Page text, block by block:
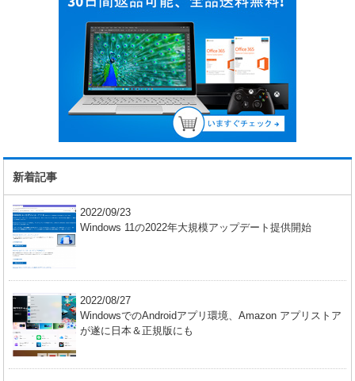
新着記事
2022/09/23
Windows 11の2022年大規模アップデート提供開始
2022/08/27
WindowsでのAndroidアプリ環境、Amazon アプリストア
が遂に日本＆正規版にも